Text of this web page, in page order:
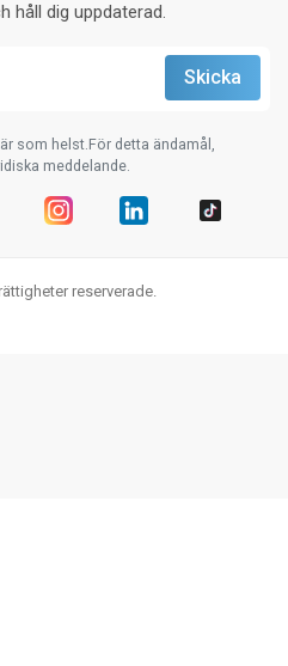
håll dig uppdaterad.
som helst.För detta ändamål,
meddelande.
reserverade.